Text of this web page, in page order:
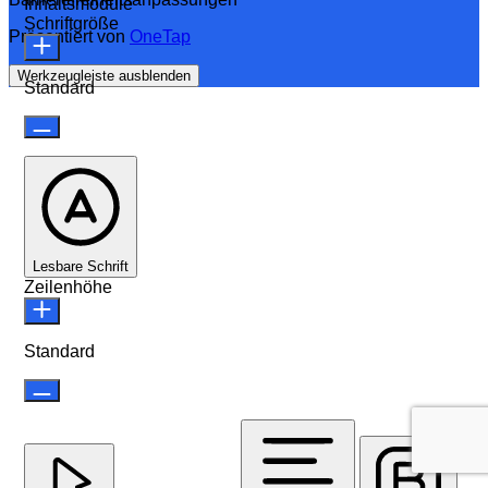
Präsentiert von OneTap
Werkzeugleiste ausblenden
Inhaltsmodule
Schriftgröße
Standard
Lesbare Schrift
Zeilenhöhe
Standard